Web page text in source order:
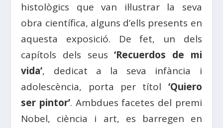
histològics que van il·lustrar la seva
obra científica, alguns d’ells presents en
aquesta exposició. De fet, un dels
capítols dels seus‘Recuerdos de mi
vida’, dedicat a la seva infància i
adolescència, porta per títol ‘Quiero
ser pintor’. Ambdues facetes del premi
Nobel, ciència i art, es barregen en